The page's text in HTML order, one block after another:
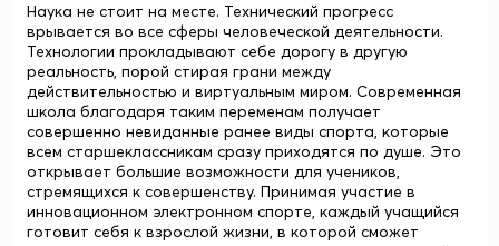
Наука не стоит на месте. Технический прогресс
врывается во все сферы человеческой деятельности.
Технологии прокладывают себе дорогу в другую
реальность, порой стирая грани между
действительностью и виртуальным миром. Современная
школа благодаря таким переменам получает
совершенно невиданные ранее виды спорта, которые
всем старшеклассникам сразу приходятся по душе. Это
открывает большие возможности для учеников,
стремящихся к совершенству. Принимая участие в
инновационном электронном спорте, каждый учащийся
готовит себя к взрослой жизни, в которой сможет